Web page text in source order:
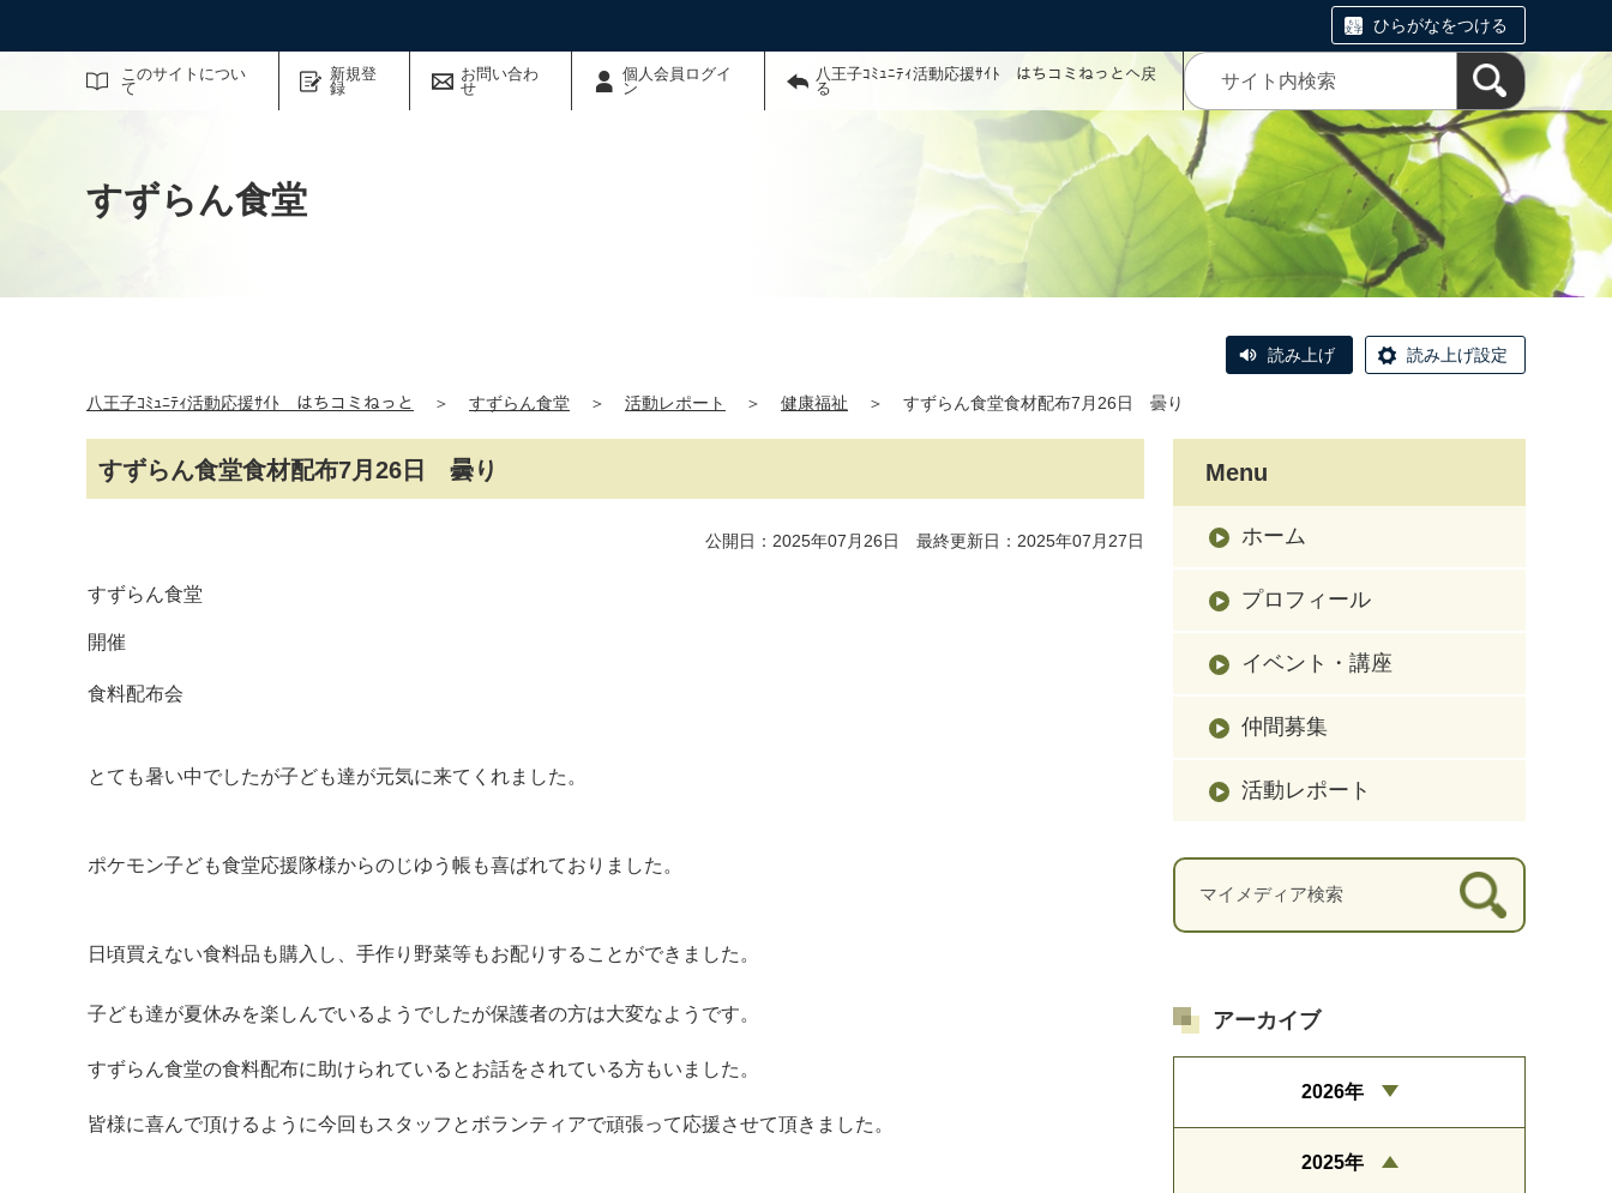
ひらがなをつける
このサイトについ
て
新規登
録
お問い合わ
せ
個人会員ログイ
ン
八王子ｺﾐｭﾆﾃｨ活動応援ｻｲﾄ はちコミねっとへ戻
る
サイト内検索
すずらん食堂
読み上げ 読み上げ設定
八王子ｺﾐｭﾆﾃｨ活動応援ｻｲﾄ はちコミねっと ＞ すずらん食堂 ＞ 活動レポート ＞ 健康福祉 ＞ すずらん食堂食材配布7月26日 曇り
すずらん食堂食材配布7月26日 曇り
公開日：2025年07月26日 最終更新日：2025年07月27日
すずらん食堂
開催
食料配布会
とても暑い中でしたが子ども達が元気に来てくれました 。
ポケモン子ども食堂応援隊様からのじゆう帳も喜ばれておりました。
日頃買えない食料品も購入し、手作り野菜等もお配りすることができました。
子ども達が夏休みを楽しんでいるようでしたが保護者の方は大変なようです。
すずらん食堂の食料配布に助けられているとお話をされている方もいました。
皆様に喜んで頂けるように今回もスタッフとボランティアで頑張って応援させて頂きました 。
Menu
ホーム
プロフィール
イベント・講座
仲間募集
活動レポート
マイメディア検索
アーカイブ
2026年
2025年